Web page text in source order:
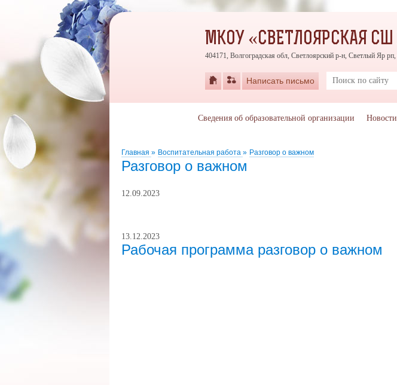
Главная » Воспитательная работа » Разговор о важном
Разговор о важном
12.09.2023
13.12.2023
Рабочая программа разговор о важном
МКОУ «СВЕТЛОЯРСКАЯ
404171, Волгоградская обл, Светлоярский р-н, Светлый Яр
Написать письмо
Сведения об образовательной организации Новости